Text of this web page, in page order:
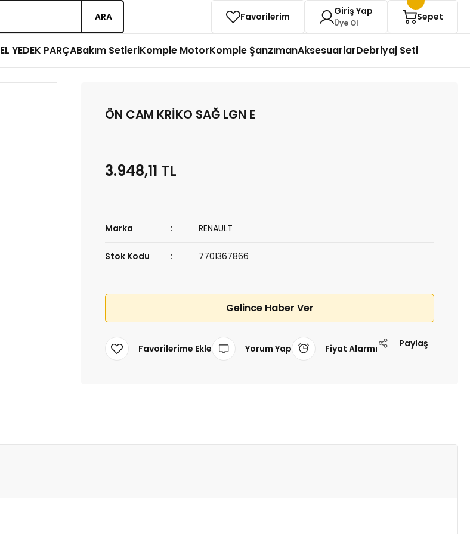
ARA Favorilerim Giriş Yap
Üye Ol
Sepet
YEDEK PARÇABakım SetleriKomple MotorKomple ŞanzımanAksesuarlarDebriyaj Seti
ÖN CAM KRİKO SAĞ LGN E
3.948,11 TL
Marka RENAULT
Stok Kodu 7701367866
Gelince Haber Ver
Yorum Yap Fiyat Alarmı Paylaş